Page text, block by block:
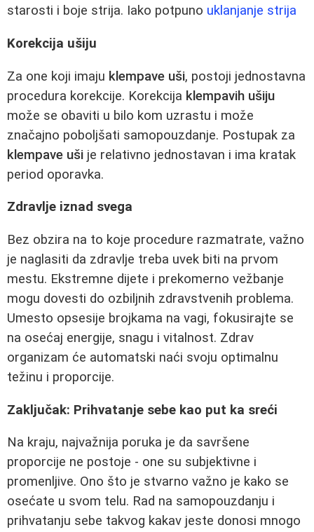
starosti i boje strija. Iako potpuno uklanjanje strija
Korekcija ušiju
Za one koji imaju klempave uši, postoji jednostavna
procedura korekcije. Korekcija klempavih ušiju
može se obaviti u bilo kom uzrastu i može
značajno poboljšati samopouzdanje. Postupak za
klempave uši je relativno jednostavan i ima kratak
period oporavka.
Zdravlje iznad svega
Bez obzira na to koje procedure razmatrate, važno
je naglasiti da zdravlje treba uvek biti na prvom
mestu. Ekstremne dijete i prekomerno vežbanje
mogu dovesti do ozbiljnih zdravstvenih problema.
Umesto opsesije brojkama na vagi, fokusirajte se
na osećaj energije, snagu i vitalnost. Zdrav
organizam će automatski naći svoju optimalnu
težinu i proporcije.
Zaključak: Prihvatanje sebe kao put ka sreći
Na kraju, najvažnija poruka je da savršene
proporcije ne postoje - one su subjektivne i
promenljive. Ono što je stvarno važno je kako se
osećate u svom telu. Rad na samopouzdanju i
prihvatanju sebe takvog kakav jeste donosi mnogo